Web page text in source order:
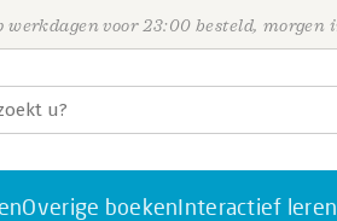
werkdagen voor 23:00 besteld, morgen
Overige boekenInteractief leren